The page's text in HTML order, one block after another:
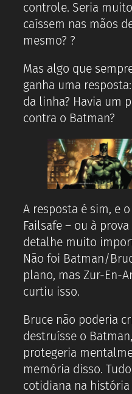
controle. Seria
caíssem nas mãos
mesmo? ?
Mas algo que
ganha uma
da linha? Havia um
contra o Batman?
A resposta é sim, e
Failsafe – ou à
detalhe muito
Não foi Batman/
plano, mas Zur-En-
curtiu isso.
Bruce não poderia
destruísse o
protegeria
memória disso.
cotidiana na